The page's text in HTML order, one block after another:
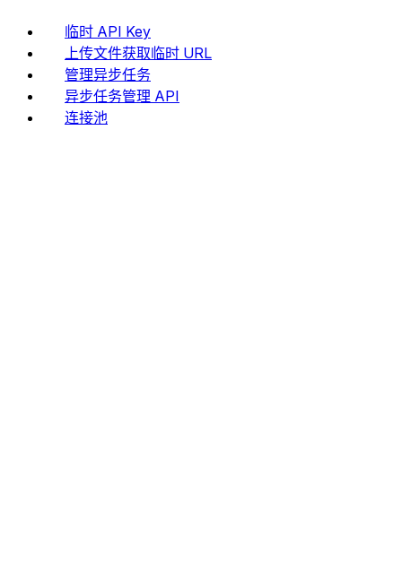
临时 API Key
上传文件获取临时 URL
管理异步任务
异步任务管理 API
连接池